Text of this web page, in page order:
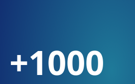
1000
+